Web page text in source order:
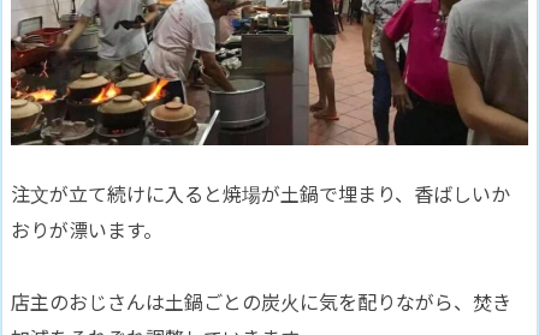
注文が立て続けに入ると焼場が土鍋で埋まり、香ばしいか
おりが漂います。
店主のおじさんは土鍋ごとの炭火に気を配りながら、焚き